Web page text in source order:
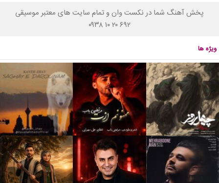
پخش آهنگ شما در نکست وان و تمام سایت های معتبر موسیقی
۰۹۳۸ ۱۰ ۲۰ ۶۹۲
ویژه ها